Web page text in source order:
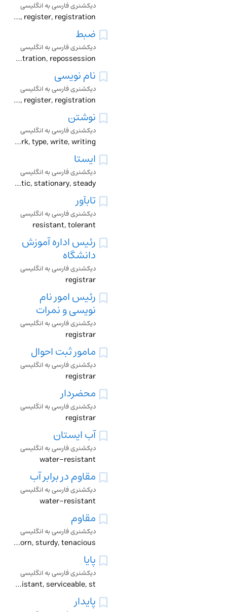
دیکشنری فارسی به انگلیسی
enrollment, enrolment, register, registration
ضبط
دیکشنری فارسی به انگلیسی
confiscation, record, recording, register, registration, repossession
نام نویسی
دیکشنری فارسی به انگلیسی
enrollment, enrolment, register, registration
نوشتن
دیکشنری فارسی به انگلیسی
gram _, pen, register, registration, remark, type, write, writing
ایستا
دیکشنری فارسی به انگلیسی
resistant, right, stagnant, standing, static, stationary, steady
تابآور
دیکشنری فارسی به انگلیسی
resistant, tolerant
رئیس اداره آموزش
دانشگاه
دیکشنری فارسی به انگلیسی
registrar
رئیس امور نام
نویسی و نمرات
دیکشنری فارسی به انگلیسی
registrar
مامور ثبت احوال
دیکشنری فارسی به انگلیسی
registrar
محضردار
دیکشنری فارسی به انگلیسی
registrar
آب ایستان
دیکشنری فارسی به انگلیسی
water-resistant
مقاوم در برابر آب
دیکشنری فارسی به انگلیسی
water-resistant
مقاوم
دیکشنری فارسی به انگلیسی
adamant, impervious, pertinacious, proof _, repellent, resistant, stubborn, sturdy, tenacious
پایا
دیکشنری فارسی به انگلیسی
abiding, durable, enduring, eternal, fixed, immortal, languishing, lasting, long-lived, monumental, perennial, permanent, persistent, resistant, serviceable, st
پایدار